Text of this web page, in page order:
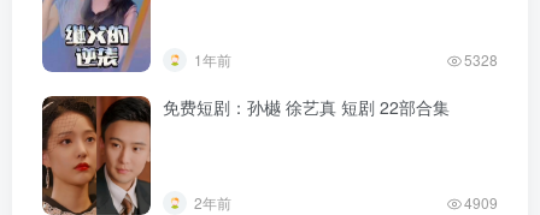
1年前 5328
免费短剧：孙樾 徐艺真 短剧 22部合集
2年前 4909